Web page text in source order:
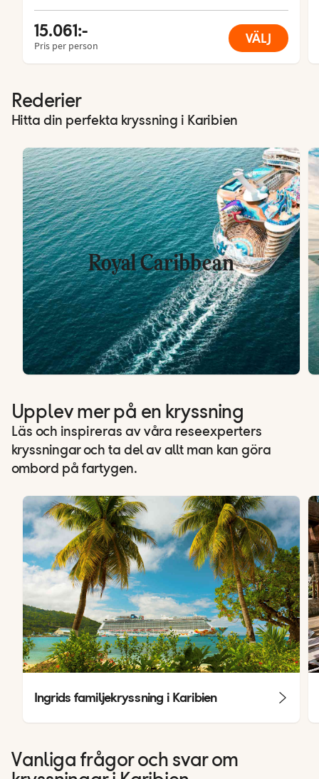
15.061:-
Pris per person VÄLJ
Rederier
Hitta din perfekta kryssning i Karibien
Royal Caribbean
Upplev mer på en kryssning
Läs och inspireras av våra reseexperters
kryssningar och ta del av allt man kan göra
ombord på fartygen.
Ingrids familjekryssning i Karibien
Vanliga frågor och svar om